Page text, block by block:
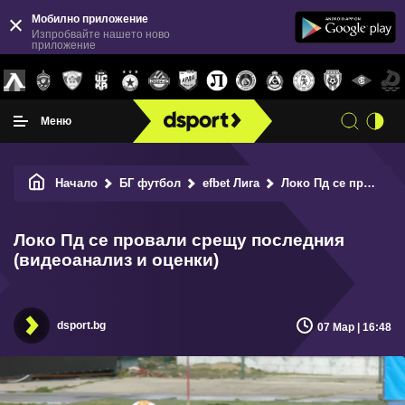
Мобилно приложение
Изпробвайте нашето ново
приложение
Меню
Начало БГ футбол efbet Лига Локо Пд се провали срещу последния (видеоанализ и оценки)
Локо Пд се провали срещу последния
(видеоанализ и оценки)
dsport.bg 07 Мар | 16:48